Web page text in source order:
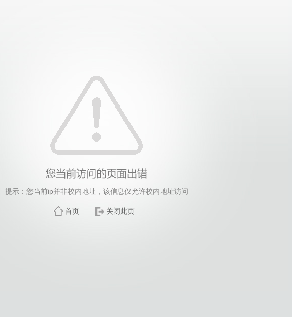
提示：您当前ip并非校内地址，该信息仅允许校内地址访问
首页 关闭此页